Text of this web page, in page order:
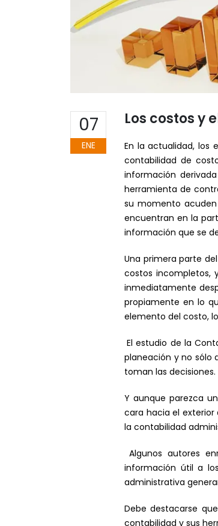
07
ENE
Los costos y
En la actualidad, los
contabilidad de
información
herramienta de
su momento
encuentran en la
información que se
Una primera parte
costos incompletos,
inmediatamente
propiamente en lo
elemento del costo,
El estudio de la
planeación y no sólo
toman las decisiones.
Y aunque parezca
cara hacia el
la contabilidad
Algunos autores
información útil a
administrativa
Debe destacarse
contabilidad y sus